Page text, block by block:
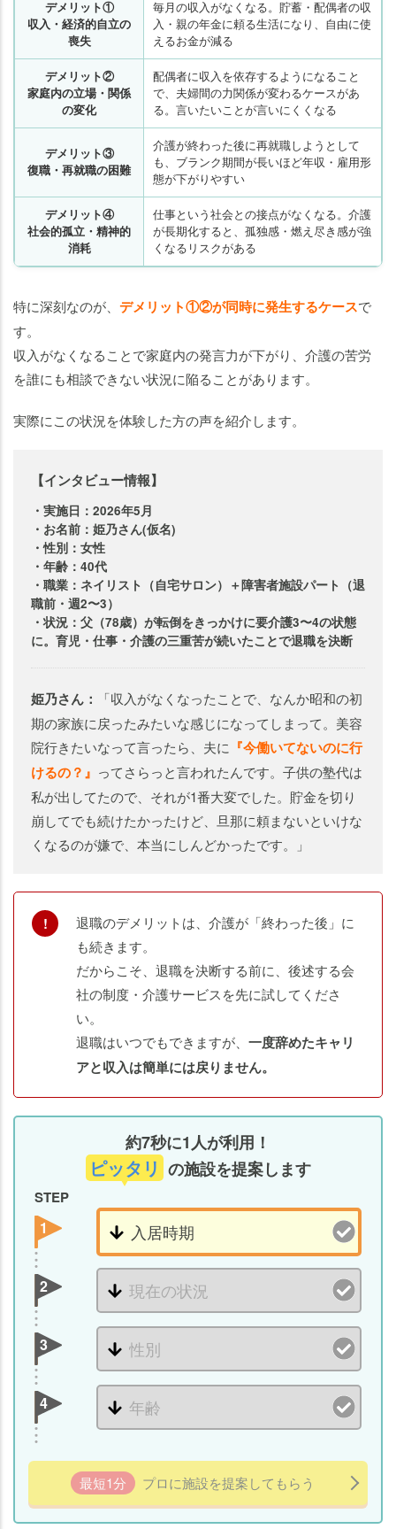
デメリット①
収入・経済的自立の
喪失
毎月の収入がなくなる。貯蓄・配偶者の収
入・親の年金に頼る生活になり、自由に使
えるお金が減る
デメリット②
家庭内の立場・関係
の変化
配偶者に収入を依存するようになること
で、夫婦間の力関係が変わるケースがあ
る。言いたいことが言いにくくなる
デメリット③
復職・再就職の困難
介護が終わった後に再就職しようとして
も、ブランク期間が長いほど年収・雇用形
態が下がりやすい
デメリット④
社会的孤立・精神的
消耗
仕事という社会との接点がなくなる。介護
が長期化すると、孤独感・燃え尽き感が強
くなるリスクがある
特に深刻なのが、 デメリット①②が同時に発生するケースで
す。
収入がなくなることで家庭内の発言力が下がり、介護の苦労
を誰にも相談できない状況に陥ることがあります。
実際にこの状況を体験した方の声を紹介します。
【インタビュー情報】
・実施日：2026年5月
・お名前：姫乃さん(仮名)
・性別：女性
・年齢：40代
・職業：ネイリスト（自宅サロン）＋障害者施設パート（退
職前・週2〜3）
・状況：父（78歳）が転倒をきっかけに要介護3〜4の状態
に。育児・仕事・介護の三重苦が続いたことで退職を決断
姫乃さん：
「収入がなくなったことで、なんか昭和の初
期の家族に戻ったみたいな感じになってしまって。美容
院行きたいなって言ったら、夫に 『今働いてないのに行
けるの？』 ってさらっと言われたんです。子供の塾代は
私が出してたので、それが1番大変でした。貯金を切り
崩してでも続けたかったけど、旦那に頼まないといけな
くなるのが嫌で、本当にしんどかったです。」
退職のデメリットは、介護が「終わった後」に
も続きます。
だからこそ、退職を決断する前に、後述する会
社の制度・介護サービスを先に試してくださ
い。
退職はいつでもできますが、 一度辞めたキャリ
アと収入は簡単には戻りません。
約7秒に1人が利用！
ピッタリ の施設を提案します
STEP
1
2
3
4
最短1分 プロに施設を提案してもらう